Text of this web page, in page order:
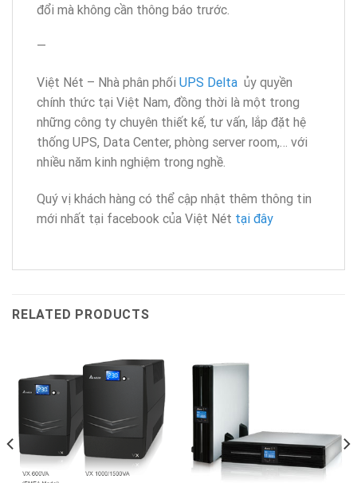
đổi mà không cần thông báo trước.
—
Việt Nét – Nhà phân phối UPS Delta ủy quyền
chính thức tại Việt Nam, đồng thời là một trong
những công ty chuyên thiết kế, tư vấn, lắp đặt hệ
thống UPS, Data Center, phòng server room,… với
nhiều năm kinh nghiệm trong nghề.
Quý vị khách hàng có thể cập nhật thêm thông tin
mới nhất tại facebook của Việt Nét tại đây
RELATED PRODUCTS